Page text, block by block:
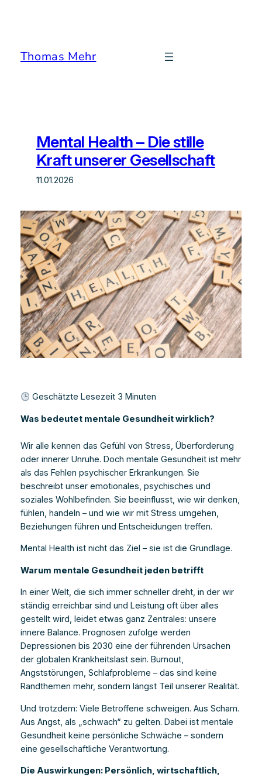
Thomas Mehr
Mental Health – Die stille
Kraft unserer Gesellschaft
11.01.2026
Geschätzte Lesezeit 3 Minuten
Was bedeutet mentale Gesundheit wirklich?
Wir alle kennen das Gefühl von Stress, Überforderung
oder innerer Unruhe. Doch mentale Gesundheit ist mehr
als das Fehlen psychischer Erkrankungen. Sie
beschreibt unser emotionales, psychisches und
soziales Wohlbefinden. Sie beeinflusst, wie wir denken,
fühlen, handeln – und wie wir mit Stress umgehen,
Beziehungen führen und Entscheidungen treffen.
Mental Health ist nicht das Ziel – sie ist die Grundlage.
Warum mentale Gesundheit jeden betrifft
In einer Welt, die sich immer schneller dreht, in der wir
ständig erreichbar sind und Leistung oft über alles
gestellt wird, leidet etwas ganz Zentrales: unsere
innere Balance. Prognosen zufolge werden
Depressionen bis 2030 eine der führenden Ursachen
der globalen Krankheitslast sein. Burnout,
Angststörungen, Schlafprobleme – das sind keine
Randthemen mehr, sondern längst Teil unserer Realität.
Und trotzdem: Viele Betroffene schweigen. Aus Scham.
Aus Angst, als „schwach“ zu gelten. Dabei ist mentale
Gesundheit keine persönliche Schwäche – sondern
eine gesellschaftliche Verantwortung.
Die Auswirkungen: Persönlich, wirtschaftlich,